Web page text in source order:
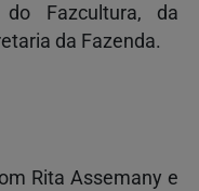
Fazcultura, da
da Fazenda.
Rita Assemany e